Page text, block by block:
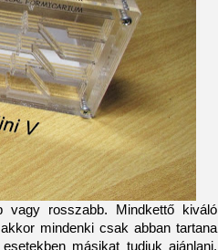
rosszabb. Mindkettő kiváló
mindenki csak abban tartana
másikat tudjuk ajánlani.